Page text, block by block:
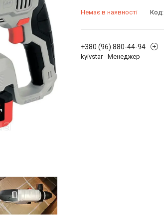
Немає в наявності Код:
+380 (96) 880-44-94
kyivstar - Менеджер